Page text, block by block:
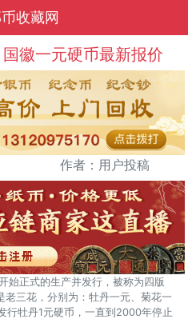
收藏网
徽一元硬币最新报价
作者：用户投稿
始正式的生产并发行，被称为四版
三花，分别为：牡丹一元、菊花一
行牡丹1元硬币，一直到2000年停止